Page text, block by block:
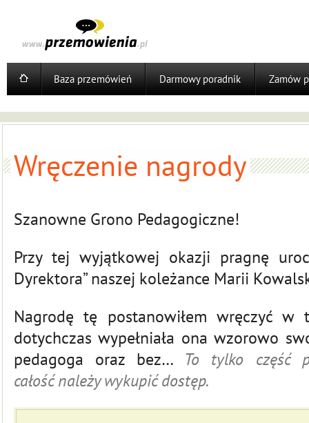
Baza przemówień Darmowy poradnik Zamów
Wręczenie nagrody
Szanowne Grono Pedagogiczne!
Przy tej wyjątkowej okazji pragnę
Dyrektora” naszej koleżance Marii
Nagrodę tę postanowiłem wręczyć
dotychczas wypełniała ona wzorowo
pedagoga oraz bez… To tylko część
całość należy wykupić dostęp.